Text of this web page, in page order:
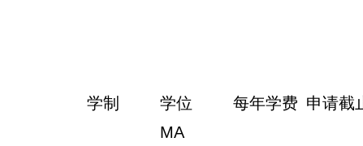
学制
学位
MA
每年学费 申请截